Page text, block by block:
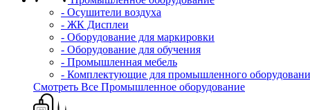
- Осушители воздуха
- ЖК Дисплеи
- Оборудование для маркировки
- Оборудование для обучения
- Промышленная мебель
- Комплектующие для промышленного
Смотреть Все Промышленное оборудование